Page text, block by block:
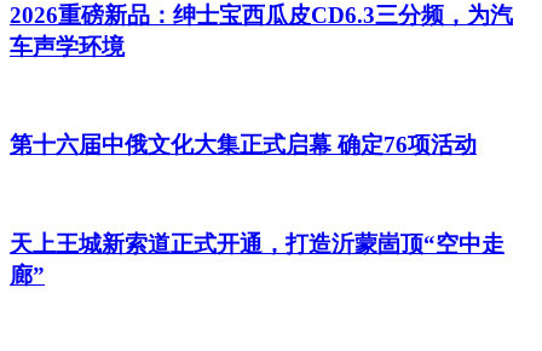
2026重磅新品：绅士宝西瓜皮CD6.3三分频，为汽
车声学环境
第十六届中俄文化大集正式启幕 确定76项活动
天上王城新索道正式开通，打造沂蒙崮顶“空中走
廊”